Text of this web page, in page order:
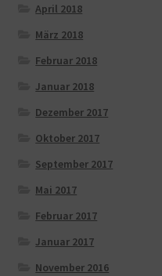
April 2018
März 2018
Februar 2018
Januar 2018
Dezember 2017
Oktober 2017
September 2017
Mai 2017
Februar 2017
Januar 2017
November 2016